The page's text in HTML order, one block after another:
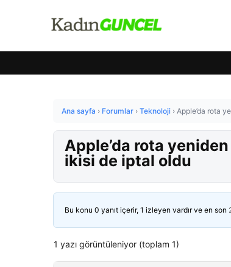
Ana sayfa › Forumlar › Teknoloji › Apple’da rota
Apple’da rota
ikisi de iptal oldu
Bu konu 0 yanıt içerir, 1 izleyen vardır ve en son
1 yazı görüntüleniyor (toplam 1)